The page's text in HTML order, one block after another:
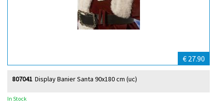
€ 27.90
Display Banier Santa 90x180 cm (uc)
807041
In Stock